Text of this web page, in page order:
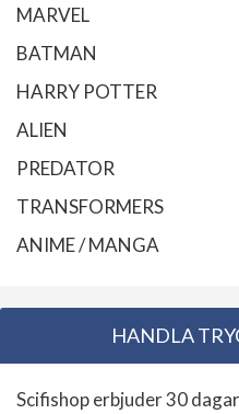
MARVEL
BATMAN
HARRY POTTER
ALIEN
PREDATOR
TRANSFORMERS
ANIME / MANGA
HANDLA
Scifishop erbjuder 30